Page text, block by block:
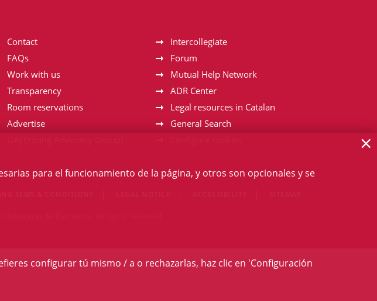
Contact
FAQs
Work with us
Transparency
Room reservations
Advertise
Intercollegiate
Forum
Mutual Help Network
ADR Center
Legal resources in Catalan
General Search
de Barcelona. All rigths reserved
para el funcionamiento de la página, y otros son opcionales y se
configurar tú mismo / a o rechazarlas, haz clic en 'Configuración
×